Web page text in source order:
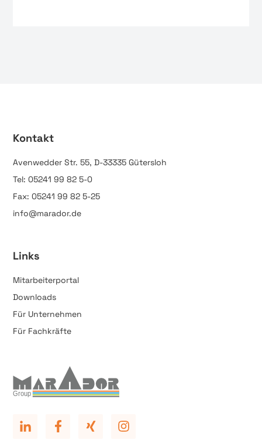
Kontakt
Avenwedder Str. 55, D-33335 Gütersloh
Tel: 05241 99 82 5-0
Fax: 05241 99 82 5-25
info@marador.de
Links
Mitarbeiterportal
Downloads
Für Unternehmen
Für Fachkräfte